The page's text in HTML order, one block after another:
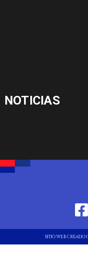
NOTICIAS
SITIO WEB CREADO